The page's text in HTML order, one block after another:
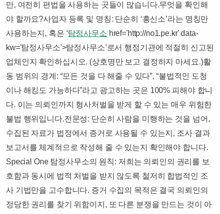
만, 여전히 편법을 사용하는 곳들이 많습니다.​무엇을 확인해
야 할까요?​사업자 등록 및 명칭: 단순히 ‘흥신소’라는 명칭만
사용하는지, 혹은 ‘탐정사무소 href='http://no1.pe.kr' data-
kw='탐정사무소'>탐정사무소’로서 행정기관에 적절히 신고된
업체인지 확인하십시오. (상호명만 보고 결정하지 마세요.)​활
동 범위의 경계: “모든 것을 다 해줄 수 있다”, “불법적인 도청
이나 해킹도 가능하다”라고 광고하는 곳은 100% 피해야 합니
다. 이는 의뢰인까지 형사처벌을 받게 할 수 있는 매우 위험한
불법 행위입니다.​전문성: 단순히 사람을 미행하는 것을 넘어,
수집된 자료가 법정에서 증거로 사용될 수 있는지, 조사 결과
보고서를 체계적으로 작성해 줄 수 있는지 확인해야 합니다.​
Special One 탐정사무소의 원칙: 저희는 의뢰인의 권리를 보
호함과 동시에 법적 처벌을 받지 않도록 철저히 합법적인 조
사 기법만을 고수합니다. 증거 수집의 목적은 결국 의뢰인의
정당한 권리를 찾기 위함이지, 또 다른 분쟁을 만드는 것이 아